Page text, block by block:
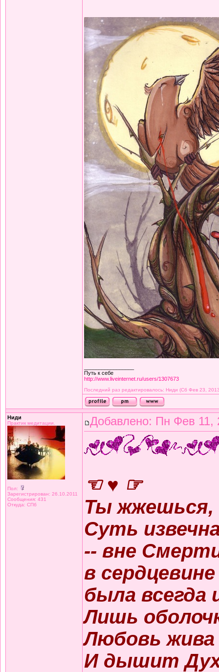
Путь к себе
http://www.liveinternet.ru/users/1307673
Последний раз редактировалось: Ниди (Сб Фев 23,
Ниди
Практик медитации.
Пол:
Зарегистрирован: 26.10.2011
Сообщения: 431
Откуда: СПб
Добавлено: Пн Фев 11,
☜ ♥ ☞
Ты жжешься,
Суть
-- вне
в
была всегда
Лишь
Любовь жива
И дышит